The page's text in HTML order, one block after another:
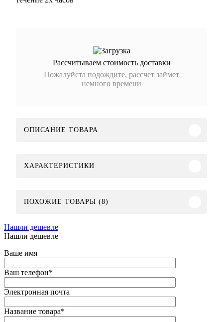
Рассчитываем стоимость доставки
Пожалуйста подождите, рассчет займет
немного времени
ОПИСАНИЕ ТОВАРА
ХАРАКТЕРИСТИКИ
ПОХОЖИЕ ТОВАРЫ (8)
Нашли дешевле
Нашли дешевле
Ваше имя
Ваш телефон*
Электронная почта
Название товара*